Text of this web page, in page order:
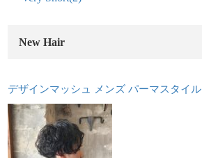
New Hair
デザインマッシュ メンズ パーマスタイル